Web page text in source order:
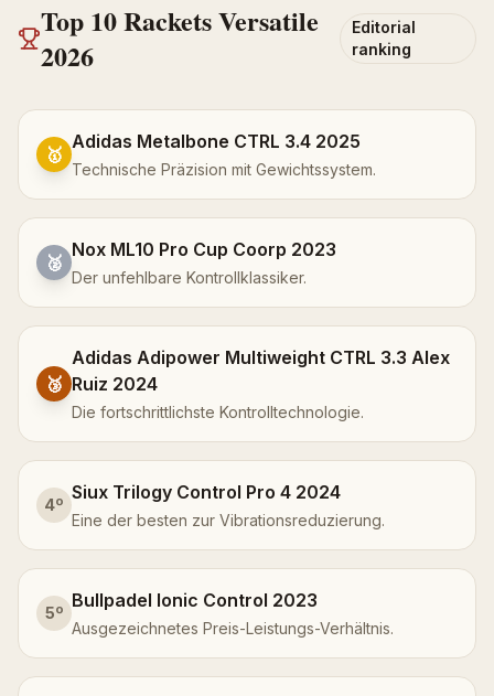
Top 10RacketsVersatile
2026
Editorial
ranking
🥇
Adidas Metalbone CTRL 3.4 2025
Technische Präzision mit Gewichtssystem.
🥈
Nox ML10 Pro Cup Coorp 2023
Der unfehlbare Kontrollklassiker.
🥉
Adidas Adipower Multiweight CTRL 3.3 Alex
Ruiz 2024
Die fortschrittlichste Kontrolltechnologie.
4º
Siux Trilogy Control Pro 4 2024
Eine der besten zur Vibrationsreduzierung.
5º
Bullpadel Ionic Control 2023
Ausgezeichnetes Preis-Leistungs-Verhältnis.